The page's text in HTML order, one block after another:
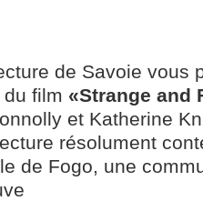
de Savoie vous
film «Strange and
et Katherine
résolument
de Fogo, une